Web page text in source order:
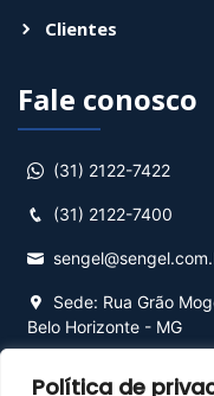
Política de
Clientes
Fale conosco
(31) 2122-7422
(31) 2122-7400
Sede: Rua Grão
Belo Horizonte - MG